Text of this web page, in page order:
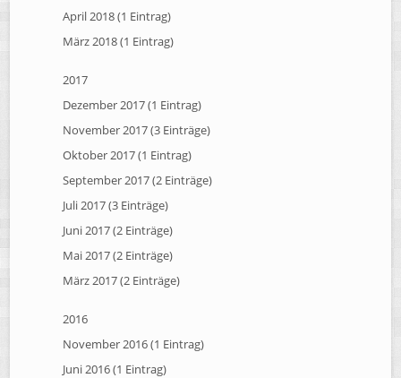
April 2018 (1 Eintrag)
März 2018 (1 Eintrag)
2017
Dezember 2017 (1 Eintrag)
November 2017 (3 Einträge)
Oktober 2017 (1 Eintrag)
September 2017 (2 Einträge)
Juli 2017 (3 Einträge)
Juni 2017 (2 Einträge)
Mai 2017 (2 Einträge)
März 2017 (2 Einträge)
2016
November 2016 (1 Eintrag)
Juni 2016 (1 Eintrag)